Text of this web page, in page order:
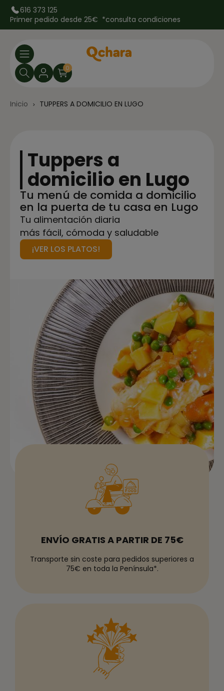
616 373 125
Primer pedido desde 25€ *consulta condiciones
0
Inicio TUPPERS A DOMICILIO EN LUGO
Tuppers a
domicilio en Lugo
Tu menú de comida a domicilio
en la puerta de tu casa en Lugo
Tu alimentación diaria
más fácil, cómoda y saludable
¡VER LOS PLATOS!
ENVÍO GRATIS A PARTIR DE 75€
Transporte sin coste para pedidos superiores a
75€ en toda la Península*.